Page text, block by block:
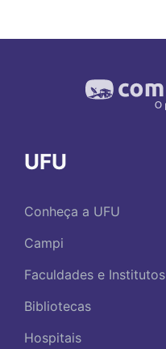
UFU
Conheça a UFU
Campi
Faculdades e Institutos
Bibliotecas
Hospitais